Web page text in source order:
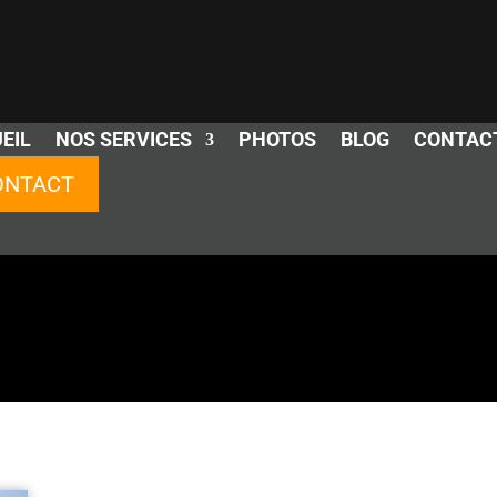
NOS SERVICES PHOTOS BLOG